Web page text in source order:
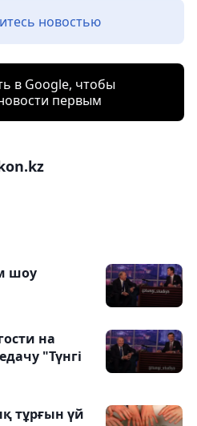
новостью
в Google, чтобы
первым
шоу
на
"Түнгі
тұрғын үй